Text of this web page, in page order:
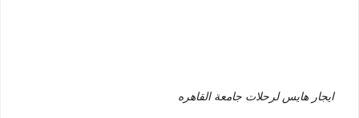
ايجار هايس لرحلات جامعة القاهره